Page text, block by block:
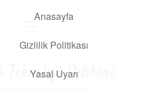
Anasayfa
Gizlilik Politikası
Yasal Uyarı
Teknoloji Rehberi